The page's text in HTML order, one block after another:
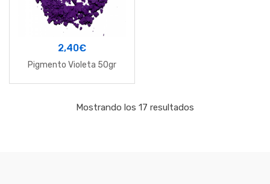
2,40€
Pigmento Violeta 50gr
Mostrando los 17 resultados